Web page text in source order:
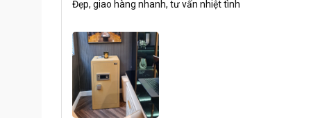
Trường hợp này cần nhiều bước hơn. Cần cả vân
Mở két bằng chìa khóa khẩn cấp:
Trường hợp này thường dùng trong trường hợp khi
vân tay hoặc chưa có mật mã. Bạn sẽ dùng chìa
dụng 3 bộ chìa khóa bao gồm 2 bộ chìa khóa chính
Hộp sạc dự phòng cấp nguồn:
Đẹp, giao hàng nhanh, tư vấn nhiệt tình